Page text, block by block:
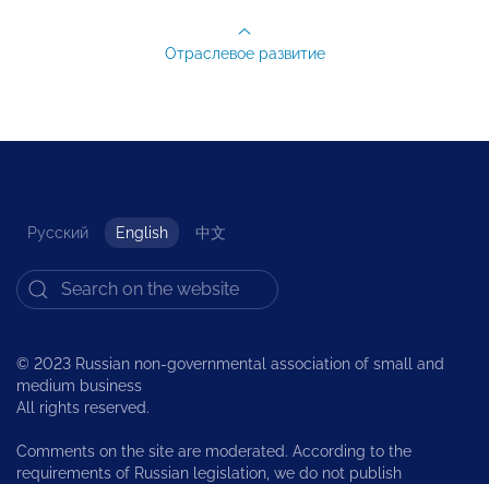
Отраслевое развитие
Русский English 中文
© 2023 Russian non-governmental association of small and
medium business
All rights reserved.
Comments on the site are moderated. According to the
requirements of Russian legislation, we do not publish